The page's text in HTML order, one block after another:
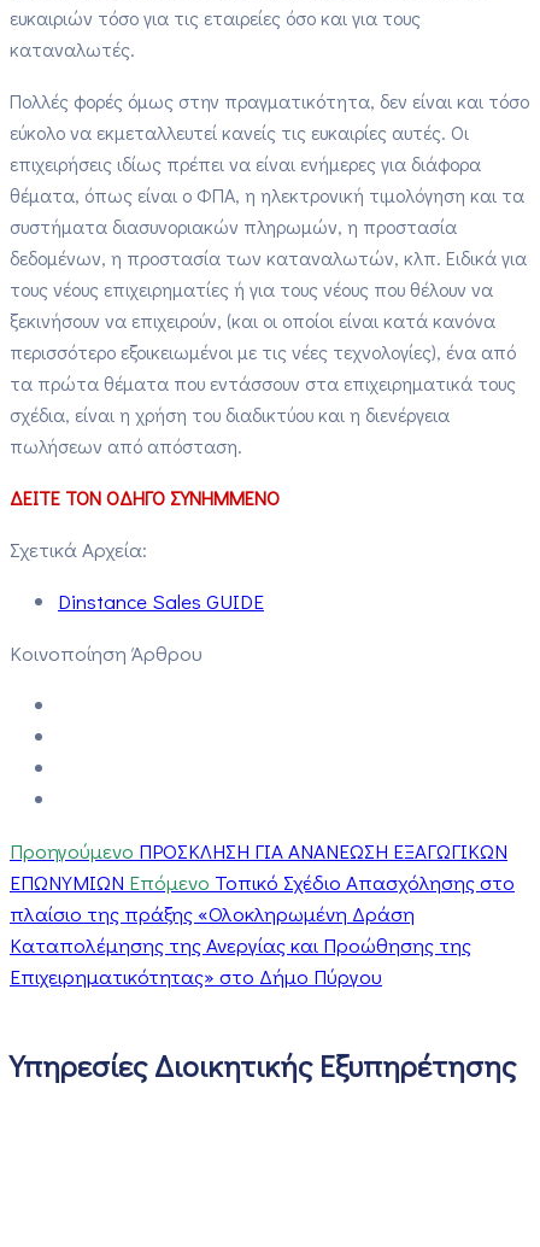
ευκαιριών τόσο για τις εταιρείες όσο και για τους
καταναλωτές.
Πολλές φορές όμως στην πραγματικότητα, δεν είναι και τόσο
εύκολο να εκμεταλλευτεί κανείς τις ευκαιρίες αυτές. Οι
επιχειρήσεις ιδίως πρέπει να είναι ενήμερες για διάφορα
θέματα, όπως είναι ο ΦΠΑ, η ηλεκτρονική τιμολόγηση και τα
συστήματα διασυνοριακών πληρωμών, η προστασία
δεδομένων, η προστασία των καταναλωτών, κλπ. Ειδικά για
τους νέους επιχειρηματίες ή για τους νέους που θέλουν να
ξεκινήσουν να επιχειρούν, (και οι οποίοι είναι κατά κανόνα
περισσότερο εξοικειωμένοι με τις νέες τεχνολογίες), ένα από
τα πρώτα θέματα που εντάσσουν στα επιχειρηματικά τους
σχέδια, είναι η χρήση του διαδικτύου και η διενέργεια
πωλήσεων από απόσταση.
ΔΕΙΤΕ ΤΟΝ ΟΔΗΓΟ ΣΥΝΗΜΜΕΝΟ
Σχετικά Αρχεία:
Dinstance Sales GUIDE
Κοινοποίηση Άρθρου
Προηγούμενο ΠΡΟΣΚΛΗΣΗ ΓΙΑ ΑΝΑΝΕΩΣΗ ΕΞΑΓΩΓΙΚΩΝ
ΕΠΩΝΥΜΙΩΝ Επόμενο Τοπικό Σχέδιο Απασχόλησης στο
πλαίσιο της πράξης «Ολοκληρωμένη Δράση
Καταπολέμησης της Ανεργίας και Προώθησης της
Επιχειρηματικότητας» στο Δήμο Πύργου
Υπηρεσίες Διοικητικής Εξυπηρέτησης